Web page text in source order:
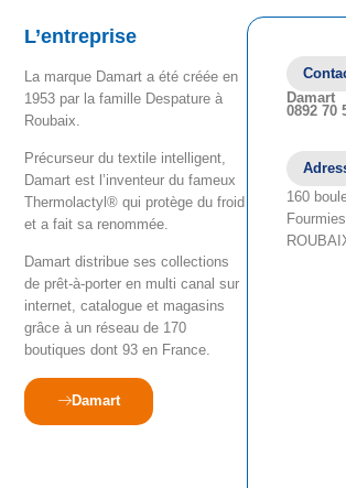
L’entreprise
La marque Damart a été créée en
1953 par la famille Despature à
Roubaix.
Précurseur du textile intelligent,
Damart est l’inventeur du fameux
Thermolactyl® qui protège du froid
et a fait sa renommée.
Damart distribue ses collections
de prêt-à-porter en multi canal sur
internet, catalogue et magasins
grâce à un réseau de 170
boutiques dont 93 en France.
Damart
Damart
0892 70
160